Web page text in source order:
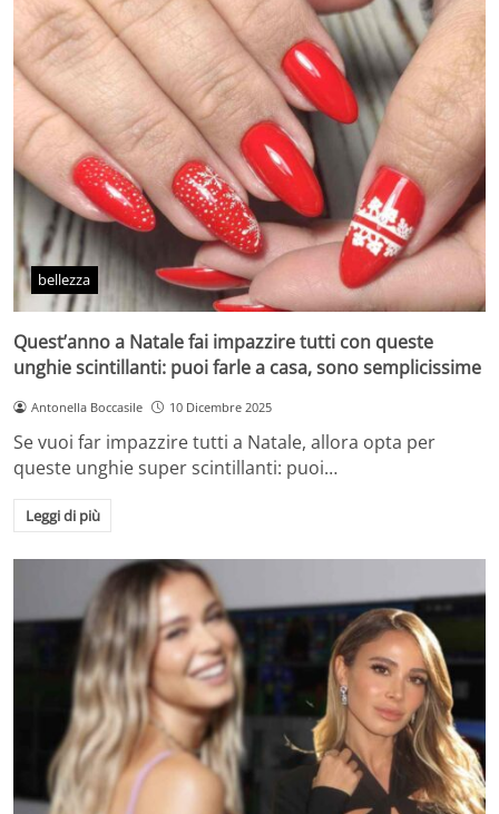
bellezza
Quest’anno a Natale fai impazzire tutti con queste
unghie scintillanti: puoi farle a casa, sono semplicissime
Antonella Boccasile 10 Dicembre 2025
Se vuoi far impazzire tutti a Natale, allora opta per
queste unghie super scintillanti: puoi…
Leggi di più